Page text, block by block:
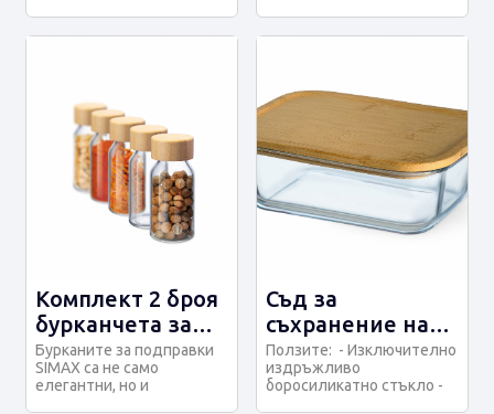
Комплект 2 броя
бурканчета за
подправки
Бурканите за подправки
SIMAX са не само
елегантни, но и
Съд за
съхранение на
продукти с
банбуков капак
Ползите: - Изключително
издръжливо
боросиликатно стъкло -